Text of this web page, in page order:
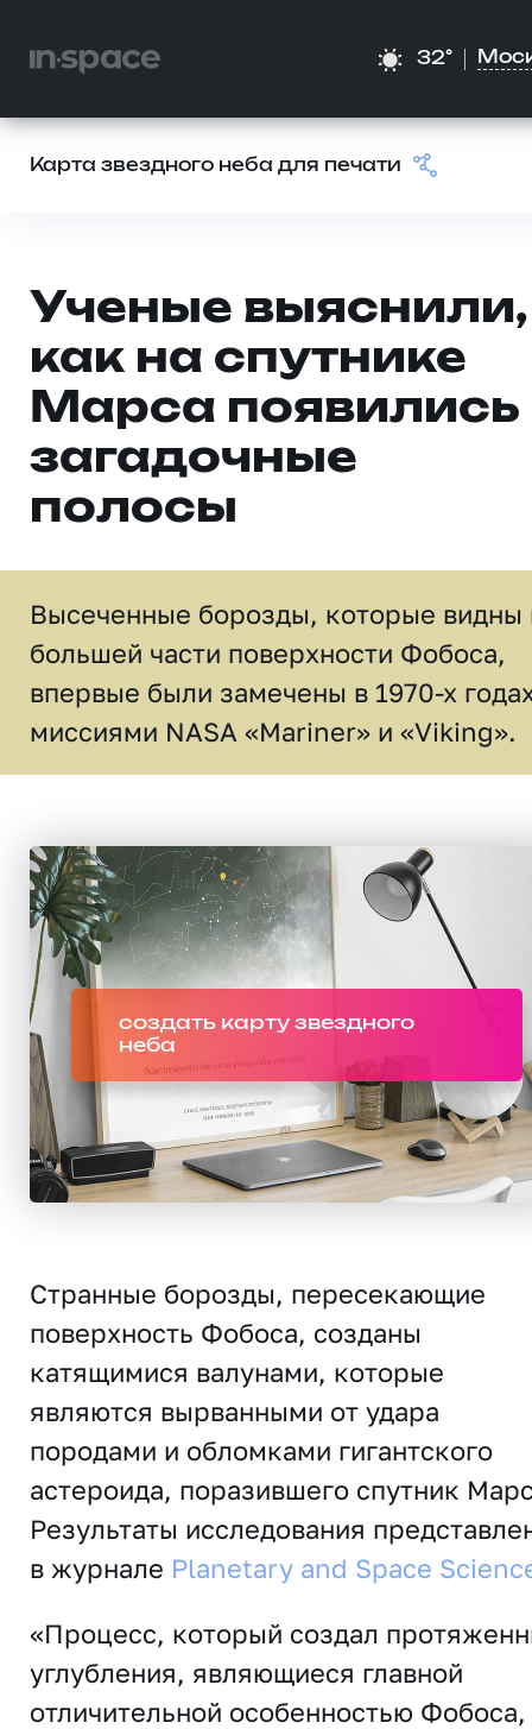
32°
Карта звездного неба для печати
Ученые выяснили,
как на спутнике
Марса появились
загадочные
полосы
Высеченные борозды, которые видны
большей части поверхности Фобоса,
впервые были замечены в 1970-х
миссиями NASA «Mariner» и «Viking».
создать карту звездного
неба
Странные борозды, пересекающие
поверхность Фобоса, созданы
катящимися валунами, которые
являются вырванными от удара
породами и обломками гигантского
астероида, поразившего спутник
Результаты исследования
в журнале Planetary and Space
«Процесс, который создал
углубления, являющиеся главной
отличительной особенностью Фобоса,